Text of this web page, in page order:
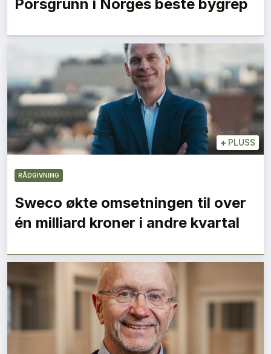
Porsgrunn i Norges beste bygrep
+ PLUSS
RÅDGIVNING
Sweco økte omsetningen til over
én milliard kroner i andre kvartal